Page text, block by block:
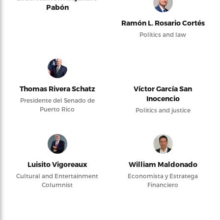
Pabón
Ramón L. Rosario Cortés
Politics and law
Thomas Rivera Schatz
Presidente del Senado de
Puerto Rico
Víctor García San
Inocencio
Politics and justice
Luisito Vigoreaux
Cultural and Entertainment
Columnist
William Maldonado
Economista y Estratega
Financiero